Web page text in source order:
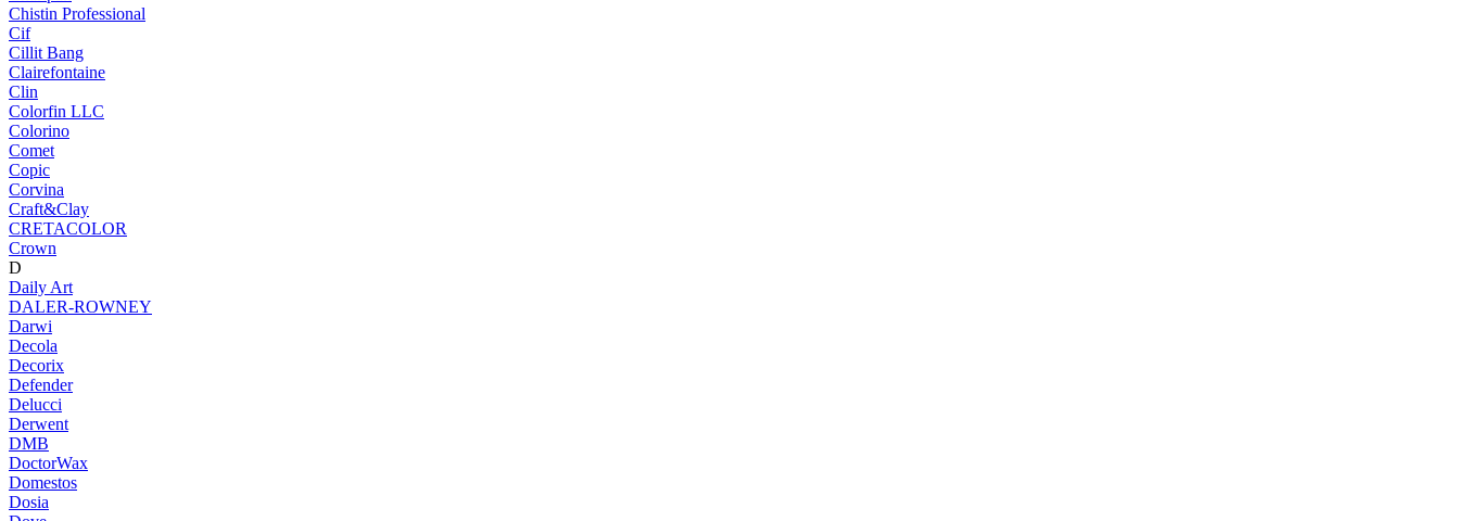
Chistin Professional
Cif
Cillit Bang
Clairefontaine
Clin
Colorfin LLC
Colorino
Comet
Copic
Corvina
Craft&Clay
CRETACOLOR
Crown
D
Daily Art
DALER-ROWNEY
Darwi
Decola
Decorix
Defender
Delucci
Derwent
DMB
DoctorWax
Domestos
Dosia